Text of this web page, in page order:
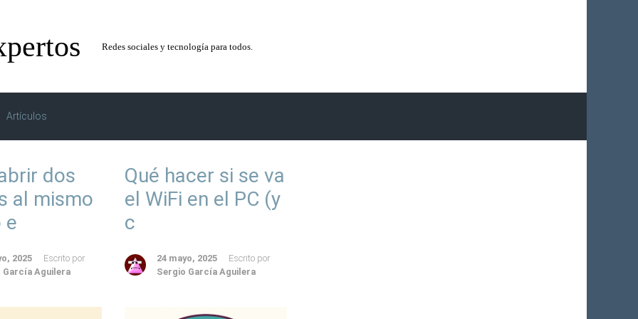
Redes sociales y tecnología para todos.
Artículos
dos
al mismo
e
2025
Escrito por
García Aguilera
Qué hacer si se va
el WiFi en el PC (y
c
24 mayo, 2025
Escrito por
Sergio García Aguilera